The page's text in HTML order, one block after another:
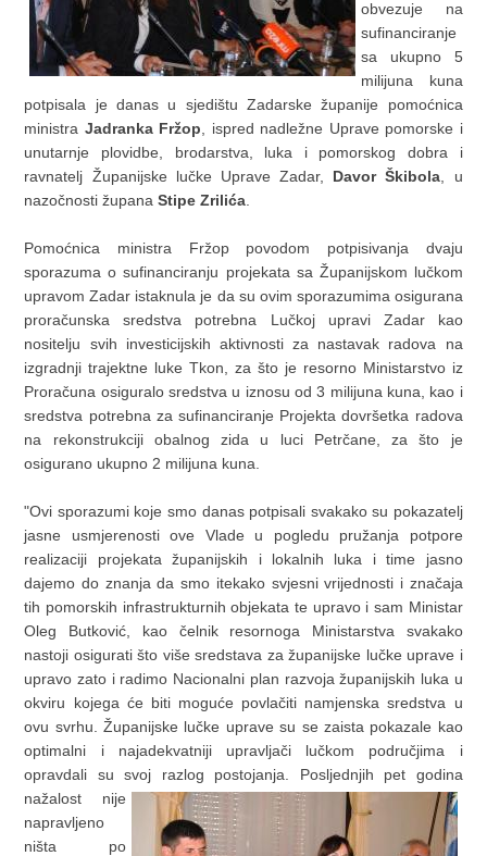
obvezuje na
sufinanciranje
sa ukupno 5
milijuna kuna
potpisala je danas u sjedištu Zadarske županije pomoćnica
ministra Jadranka Fržop , ispred nadležne Uprave pomorske i
unutarnje plovidbe, brodarstva, luka i pomorskog dobra i
ravnatelj Županijske lučke Uprave Zadar, Davor Škibola , u
nazočnosti županaStipe Zrilića
Pomoćnica ministra Fržop povodom potpisivanja dvaju
sporazuma o sufinanciranju projekata sa Županijskom lučkom
upravom Zadar istaknula je da su ovim sporazumima osigurana
proračunska sredstva potrebna Lučkoj upravi Zadar kao
nositelju svih investicijskih aktivnosti za nastavak radova na
izgradnji trajektne luke Tkon, za što je resorno Ministarstvo iz
Proračuna osiguralo sredstva u iznosu od 3 milijuna kuna, kao i
sredstva potrebna za sufinanciranje Projekta dovršetka radova
na rekonstrukciji obalnog zida u luci Petrčane, za što je
osigurano ukupno 2 milijuna kuna.
"Ovi sporazumi koje smo danas potpisali svakako su pokazatelj
jasne usmjerenosti ove Vlade u pogledu pružanja potpore
realizaciji projekata županijskih i lokalnih luka i time jasno
dajemo do znanja da smo itekako svjesni vrijednosti i značaja
tih pomorskih infrastrukturnih objekata te upravo i sam Ministar
Oleg Butković, kao čelnik resornoga Ministarstva svakako
nastoji osigurati što više sredstava za županijske lučke uprave i
upravo zato i radimo Nacionalni plan razvoja županijskih luka u
okviru kojega će biti moguće povlačiti namjenska sredstva u
ovu svrhu. Županijske lučke uprave su se zaista pokazale kao
optimalni i najadekvatniji upravljači lučkom područjima i
opravdali su svoj razlog postojanja. Posljednjih pet godina
nažalost nije
napravljeno
ništa po